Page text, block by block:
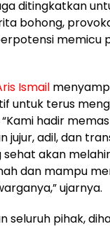
ditingkatkan
bohong,
memicu
Ismail
untuk terus
hadir
jujur, adil, dan
sehat akan
dan mampu
ujarnya.
seluruh pihak,